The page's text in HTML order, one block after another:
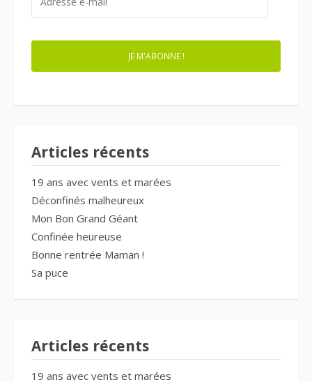
MAIL
JE M'ABONNE !
Articles récents
19 ans avec vents et marées
Déconfinés malheureux
Mon Bon Grand Géant
Confinée heureuse
Bonne rentrée Maman !
Sa puce
Articles récents
19 ans avec vents et marées